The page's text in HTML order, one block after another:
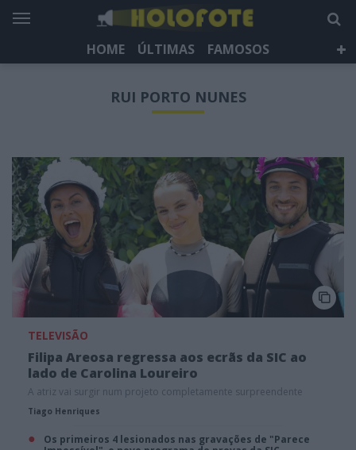
HOME ÚLTIMAS
FAMOSOS
HOLOFOTE TV
NEWSLETTER
RUI PORTO NUNES
TELEVISÃO
Filipa Areosa regressa aos ecrãs da SIC ao
lado de Carolina Loureiro
A atriz vai surgir num projeto completamente surpreendente
Tiago Henriques
Os primeiros 4 lesionados nas gravações de "Parece